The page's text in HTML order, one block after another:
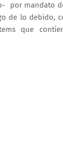
por mandato
de lo debido,
que